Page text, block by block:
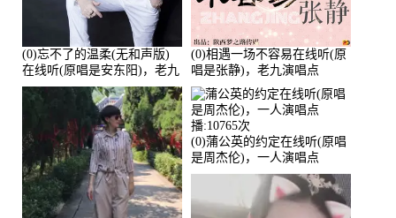
(0)忘不了的温柔(无和声版)
在线听(原唱是安东阳)，老九
演唱点播:17392次
(0)相遇一场不容易在线听(原
唱是张静)，老九演唱点
播:11453次
(0)蒲公英的约定在线听(原唱
是周杰伦)，一人演唱点
播:10765次